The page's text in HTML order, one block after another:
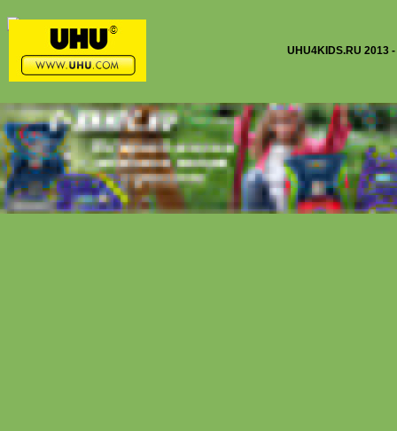
UHU4KIDS.RU 2013